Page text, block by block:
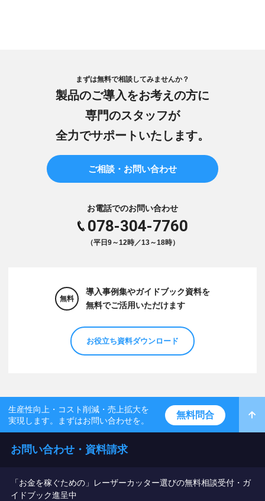
まずは無料で相談してみませんか？
製品のご導入をお考えの方に
専門のスタッフが
全力でサポートいたします。
ご相談・お問い合わせ
お電話でのお問い合わせ
078-304-7760
（平日9～12時／13～18時）
無料
導入事例集やガイドブック資料を
無料でご活用いただけます
お役立ち資料ダウンロード
生産性向上・コスト削減・売上拡大を
実現します。まずはお問い合わせを。
無料問合
お問い合わせ・資料請求
「お金を稼ぐための」レーザーカッター選びの無料相談受付・ガ
イドブック進呈中